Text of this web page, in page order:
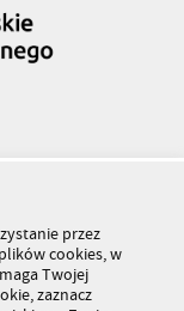
przez
cookies, w
Twojej
zaznacz